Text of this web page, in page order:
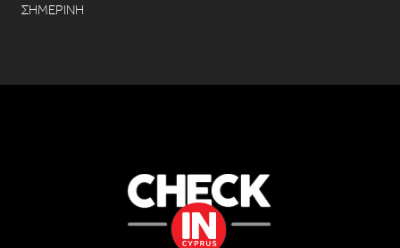
ΣΗΜΕΡΙΝΗ